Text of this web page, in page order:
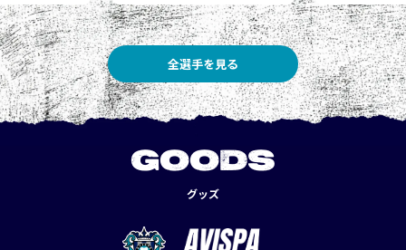
全選手を見る
GOODS
グッズ